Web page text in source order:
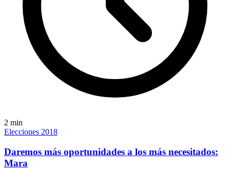
2 min
Elecciones 2018
Daremos más oportunidades a los más necesitados:
Mara